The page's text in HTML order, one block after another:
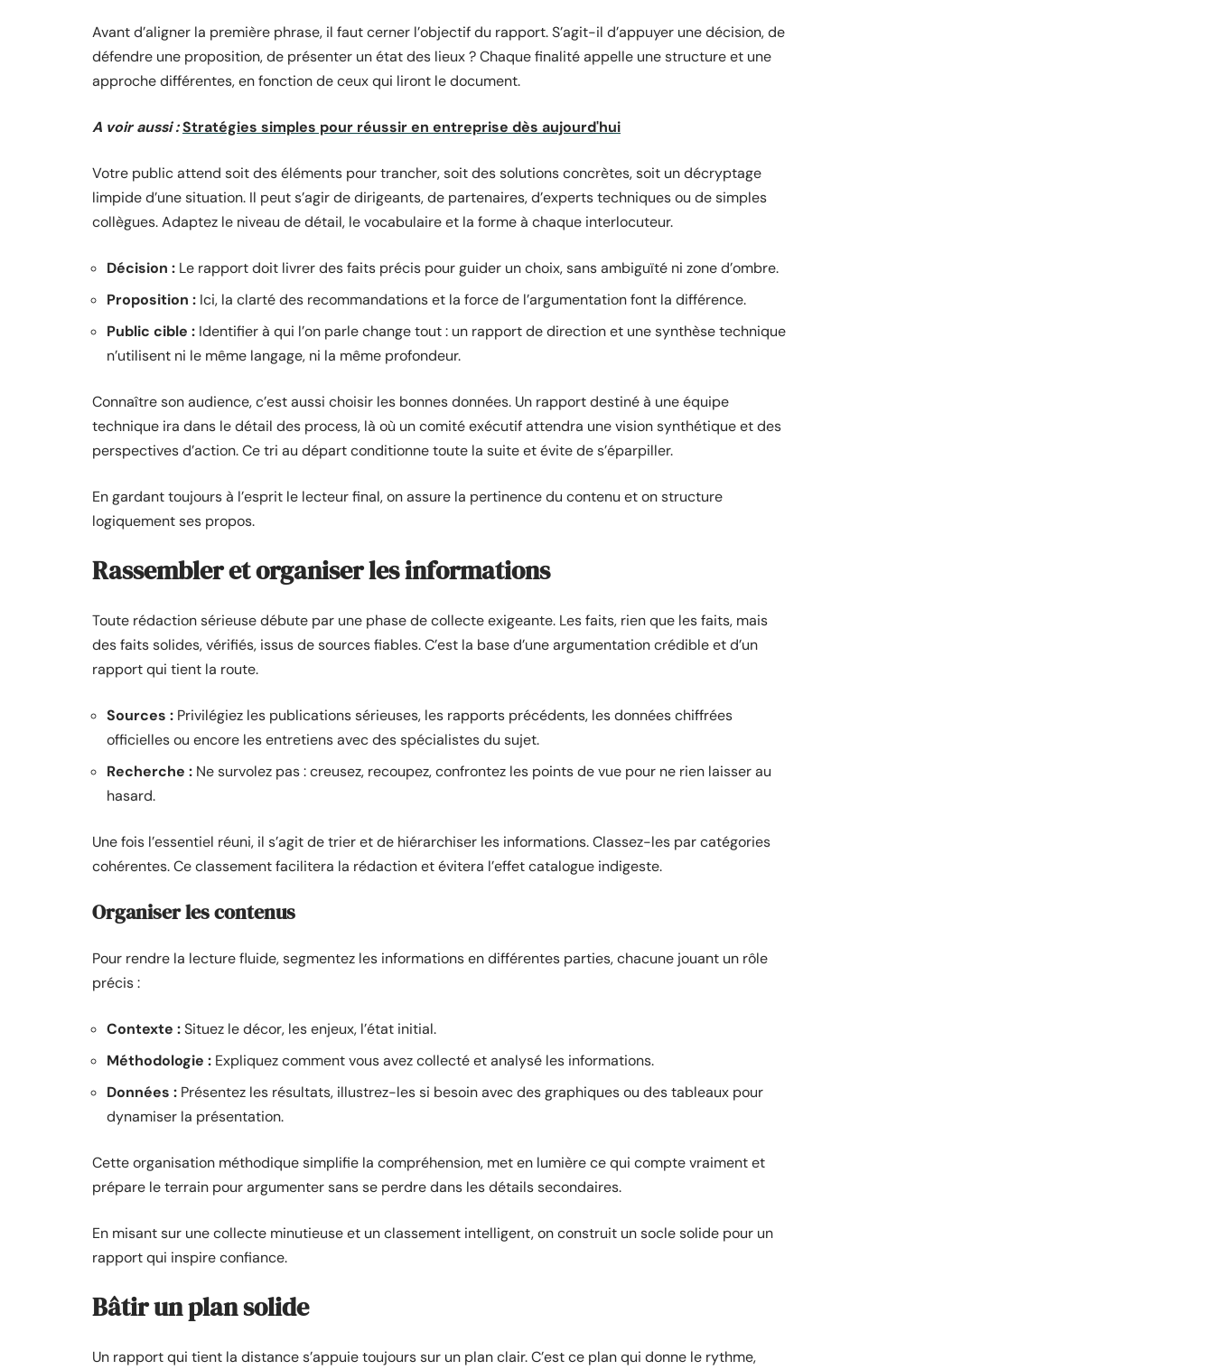
Avant d’aligner la première phrase, il faut cerner l’objectif du rapport. S’agit-il d’appuyer une décision, de
défendre une proposition, de présenter un état des lieux ? Chaque finalité appelle une structure et une
approche différentes, en fonction de ceux qui liront le document.
A voir aussi :Stratégies simples pour réussir en entreprise dès aujourd'hui
Votre public attend soit des éléments pour trancher, soit des solutions concrètes, soit un décryptage
limpide d’une situation. Il peut s’agir de dirigeants, de partenaires, d’experts techniques ou de simples
collègues. Adaptez le niveau de détail, le vocabulaire et la forme à chaque interlocuteur.
Décision : Le rapport doit livrer des faits précis pour guider un choix, sans ambiguïté ni zone d’ombre.
Proposition : Ici, la clarté des recommandations et la force de l’argumentation font la différence.
Public cible : Identifier à qui l’on parle change tout : un rapport de direction et une synthèse technique
n’utilisent ni le même langage, ni la même profondeur.
Connaître son audience, c’est aussi choisir les bonnes données. Un rapport destiné à une équipe
technique ira dans le détail des process, là où un comité exécutif attendra une vision synthétique et des
perspectives d’action. Ce tri au départ conditionne toute la suite et évite de s’éparpiller.
En gardant toujours à l’esprit le lecteur final, on assure la pertinence du contenu et on structure
logiquement ses propos.
Rassembler et organiser les informations
Toute rédaction sérieuse débute par une phase de collecte exigeante. Les faits, rien que les faits, mais
des faits solides, vérifiés, issus de sources fiables. C’est la base d’une argumentation crédible et d’un
rapport qui tient la route.
Sources : Privilégiez les publications sérieuses, les rapports précédents, les données chiffrées
officielles ou encore les entretiens avec des spécialistes du sujet.
Recherche : Ne survolez pas : creusez, recoupez, confrontez les points de vue pour ne rien laisser au
hasard.
Une fois l’essentiel réuni, il s’agit de trier et de hiérarchiser les informations. Classez-les par catégories
cohérentes. Ce classement facilitera la rédaction et évitera l’effet catalogue indigeste.
Organiser les contenus
Pour rendre la lecture fluide, segmentez les informations en différentes parties, chacune jouant un rôle
précis :
Contexte :Situez le décor, les enjeux, l’état initial.
Méthodologie : Expliquez comment vous avez collecté et analysé les informations.
Données : Présentez les résultats, illustrez-les si besoin avec des graphiques ou des tableaux pour
dynamiser la présentation.
Cette organisation méthodique simplifie la compréhension, met en lumière ce qui compte vraiment et
prépare le terrain pour argumenter sans se perdre dans les détails secondaires.
En misant sur une collecte minutieuse et un classement intelligent, on construit un socle solide pour un
rapport qui inspire confiance.
Bâtir un plan solide
Un rapport qui tient la distance s’appuie toujours sur un plan clair. C’est ce plan qui donne le rythme,